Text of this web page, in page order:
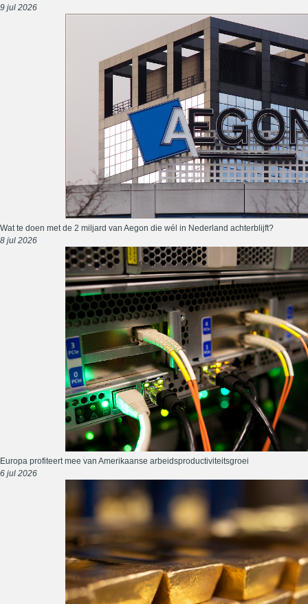
9 jul 2026
Wat te doen met de 2 miljard van Aegon die wél in Nederland achterblijft?
8 jul 2026
Europa profiteert mee van Amerikaanse arbeidsproductiviteitsgroei
6 jul 2026